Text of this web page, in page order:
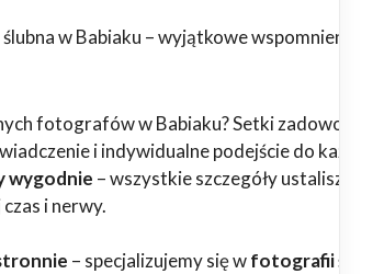
w Babiaku – wyjątkowe wspomnienia na
fotografów w Babiaku? Setki
i indywidualne podejście do każdej
wygodnie – wszystkie szczegóły ustalisz z
i nerwy.
– specjalizujemy się wfotografii